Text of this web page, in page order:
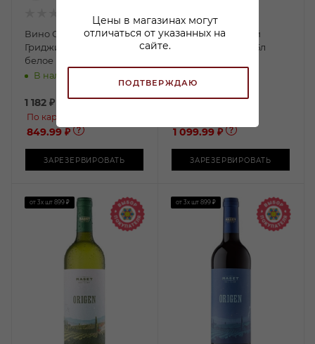
Цены в магазинах могут
отличаться от указанных на
сайте.
ПОДТВЕРЖДАЮ
Вино Санмартино Пино
Гриджио Делле Венецие
белое полусухое 0,75л
В наличии:
1 182 ₽
По карте:
849.99 ₽
ЗАРЕЗЕРВИРОВАТЬ
Вино Воландо Вой
красное сухое 0,75л
1 397₽
1 099.99 ₽
ЗАРЕЗЕРВИРОВАТЬ
от 3х шт 899 ₽ от 3х шт 899 ₽